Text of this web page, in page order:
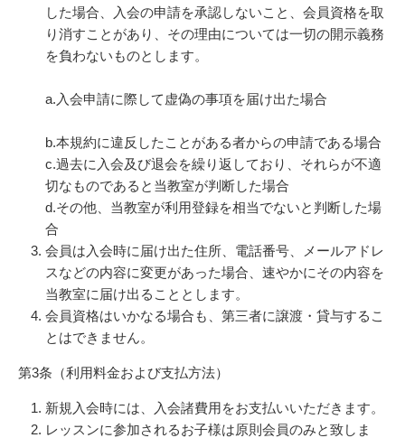
した場合、入会の申請を承認しないこと、会員資格を取
り消すことがあり、その理由については一切の開示義務
を負わないものとします。
a.入会申請に際して虚偽の事項を届け出た場合
b.本規約に違反したことがある者からの申請である場合
c.過去に入会及び退会を繰り返しており、それらが不適
切なものであると当教室が判断した場合
d.その他、当教室が利用登録を相当でないと判断した場
合
会員は入会時に届け出た住所、電話番号、メールアドレ
スなどの内容に変更があった場合、速やかにその内容を
当教室に届け出ることとします。
会員資格はいかなる場合も、第三者に譲渡・貸与するこ
とはできません。
第3条（利用料金および支払方法）
新規入会時には、入会諸費用をお支払いいただきます。
レッスンに参加されるお子様は原則会員のみと致しま